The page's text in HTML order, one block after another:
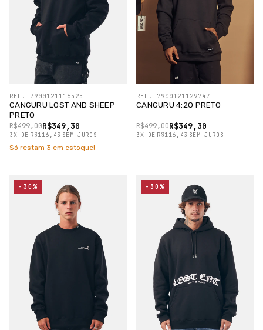
CANGURU LOST AND SHEEP
PRETO
R$349,30
R$499,00
3X DE R$116,43 SEM JUROS
REF. 7900121116525
Só restam 3 em estoque!
CANGURU 4:20 PRETO
R$349,30
R$499,00
3X DE R$116,43 SEM JUROS
REF. 7900121129747
-30% -30%